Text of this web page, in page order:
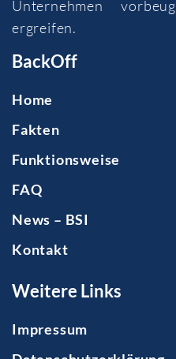
Unternehmen
ergreifen.
BackOff
Home
Fakten
Funktionsweise
FAQ
News – BSI
Kontakt
Weitere Links
Impressum